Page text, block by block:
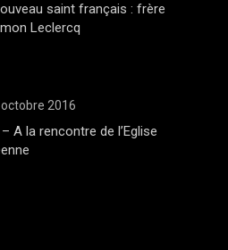
saint français : frère
Leclercq
octobre 2016
A la rencontre de l’Eglise